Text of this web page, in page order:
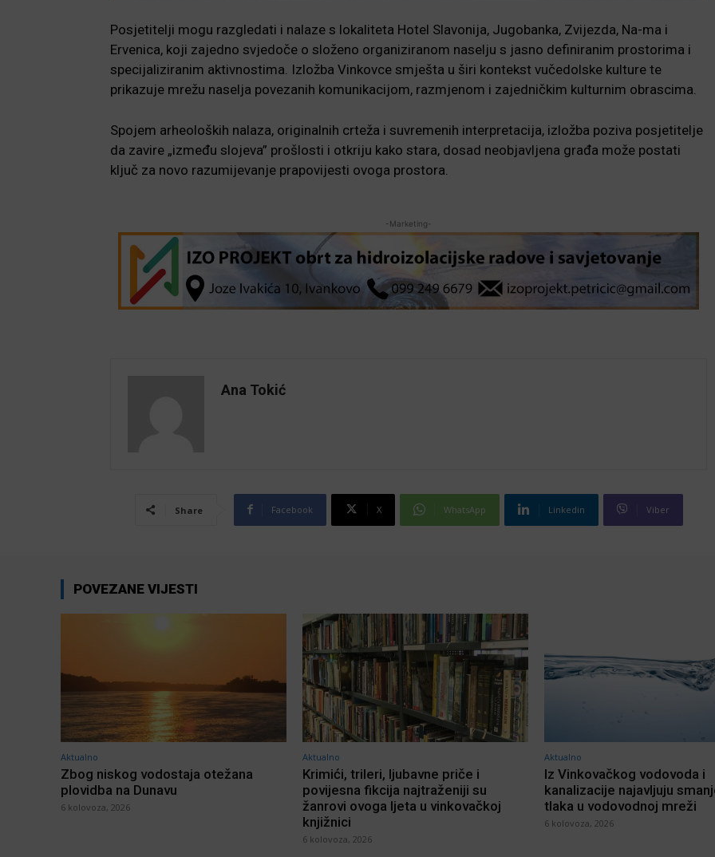
Posjetitelji mogu razgledati i nalaze s lokaliteta Hotel Slavonija, Jugobanka, Zvijezda, Na-ma i
Ervenica, koji zajedno svjedoče o složeno organiziranom naselju s jasno definiranim prostorima i
specijaliziranim aktivnostima. Izložba Vinkovce smješta u širi kontekst vučedolske kulture te
prikazuje mrežu naselja povezanih komunikacijom, razmjenom i zajedničkim kulturnim obrascima.
Spojem arheoloških nalaza, originalnih crteža i suvremenih interpretacija, izložba poziva posjetitelje
da zavire „između slojeva” prošlosti i otkriju kako stara, dosad neobjavljena građa može postati
ključ za novo razumijevanje prapovijesti ovoga prostora.
-Marketing-
Ana Tokić
Share Facebook X WhatsApp Linkedin Viber
POVEZANE VIJESTI
Aktualno
Zbog niskog vodostaja otežana
plovidba na Dunavu
6 kolovoza, 2026
Aktualno
Krimići, trileri, ljubavne priče i
povijesna fikcija najtraženiji su
žanrovi ovoga ljeta u vinkovačkoj
knjižnici
6 kolovoza, 2026
Aktualno
Iz Vinkovačkog vodovoda i
kanalizacije najavljuju
tlaka u vodovodnoj mreži
6 kolovoza, 2026